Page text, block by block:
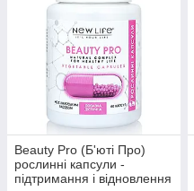
Beauty Pro (Б'юті Про)
рослинні капсули -
підтримання і відновлення